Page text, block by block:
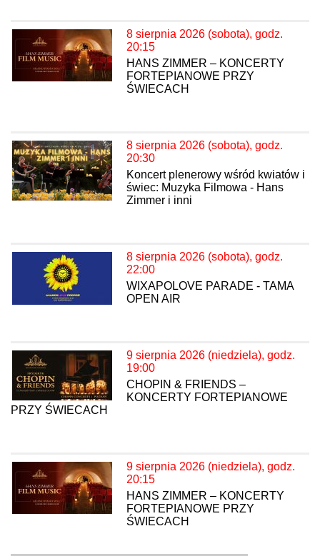
8 sierpnia 2026 (sobota), godz.
20:15
HANS ZIMMER – KONCERTY
FORTEPIANOWE PRZY
ŚWIECACH
8 sierpnia 2026 (sobota), godz.
20:30
Koncert plenerowy wśród kwiatów i
świec: Muzyka Filmowa - Hans
Zimmer i inni
8 sierpnia 2026 (sobota), godz.
22:00
WIXAPOLOVE PARADE - TAMA
OPEN AIR
9 sierpnia 2026 (niedziela), godz.
19:00
CHOPIN & FRIENDS –
KONCERTY FORTEPIANOWE
PRZY ŚWIECACH
9 sierpnia 2026 (niedziela), godz.
20:15
HANS ZIMMER – KONCERTY
FORTEPIANOWE PRZY
ŚWIECACH